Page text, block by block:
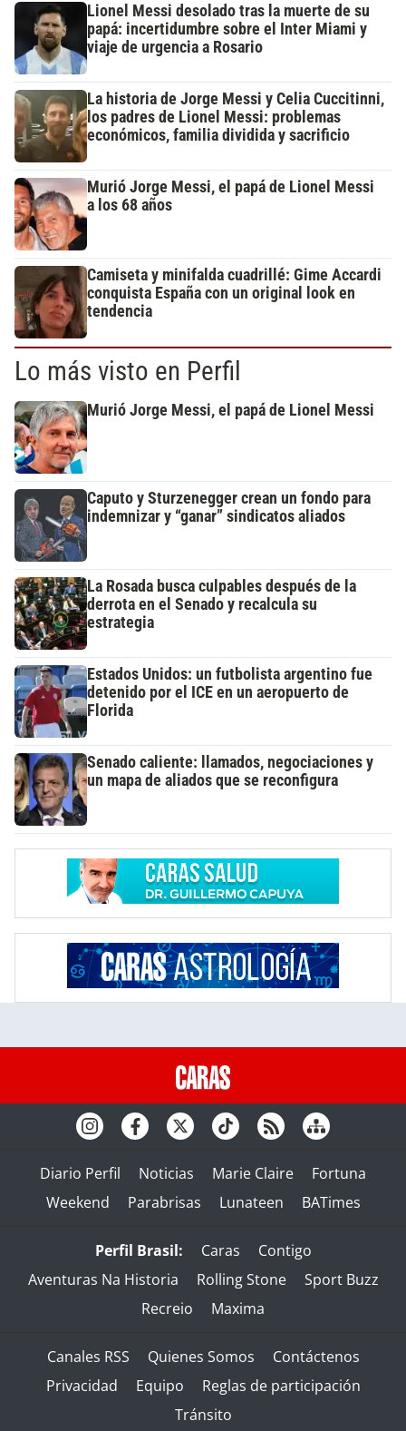
Lionel Messi desolado tras la muerte de su
papá: incertidumbre sobre el Inter Miami y
viaje de urgencia a Rosario
La historia de Jorge Messi y Celia Cuccitinni,
los padres de Lionel Messi: problemas
económicos, familia dividida y sacrificio
Murió Jorge Messi, el papá de Lionel Messi
a los 68 años
Camiseta y minifalda cuadrillé: Gime Accardi
conquista España con un original look en
tendencia
Lo más visto en Perfil
Murió Jorge Messi, el papá de Lionel Messi
Caputo y Sturzenegger crean un fondo para
indemnizar y “ganar” sindicatos aliados
La Rosada busca culpables después de la
derrota en el Senado y recalcula su
estrategia
Estados Unidos: un futbolista argentino fue
detenido por el ICE en un aeropuerto de
Florida
Senado caliente: llamados, negociaciones y
un mapa de aliados que se reconfigura
Diario Perfil Noticias Marie Claire
Fortuna
Weekend
Parabrisas Lunateen BATimes
Perfil Brasil: Caras
Contigo
Aventuras Na Historia
Rolling Stone
Sport Buzz
Recreio
Maxima
Canales RSS Quienes Somos
Contáctenos
Privacidad
Equipo
Reglas de participación
Tránsito